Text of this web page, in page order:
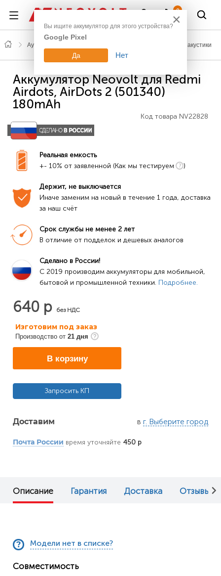
0
Аудио, фото, видео Аккумуляторы для наушников и акустики
Аккумулятор Neovolt для Redmi
Airdots, AirDots 2 (501340)
180mAh
Код товара NV22828
Реальная емкость
+- 10% от заявленной (Как мы тестируем
)
Держит, не выключается
Иначе заменим на новый в течение 1 года, доставка
за наш счёт
Срок службы не менее 2 лет
В отличие от подделок и дешевых аналогов
Сделано в России!
C 2019 производим аккумуляторы для мобильной,
бытовой и промышленной техники. Подробнее.
640 р без НДС
Изготовим под заказ
Производство от 21 дня
В корзину
Запросить КП
Доставим в г. Выберите город
Почта России время уточняйте 450 р
Описание Гарантия Доставка Отзывы (0)
Модели нет в списке?
Совместимость
×
Вы ищите аккумулятор для этого устройства?
Google Pixel
Да Нет